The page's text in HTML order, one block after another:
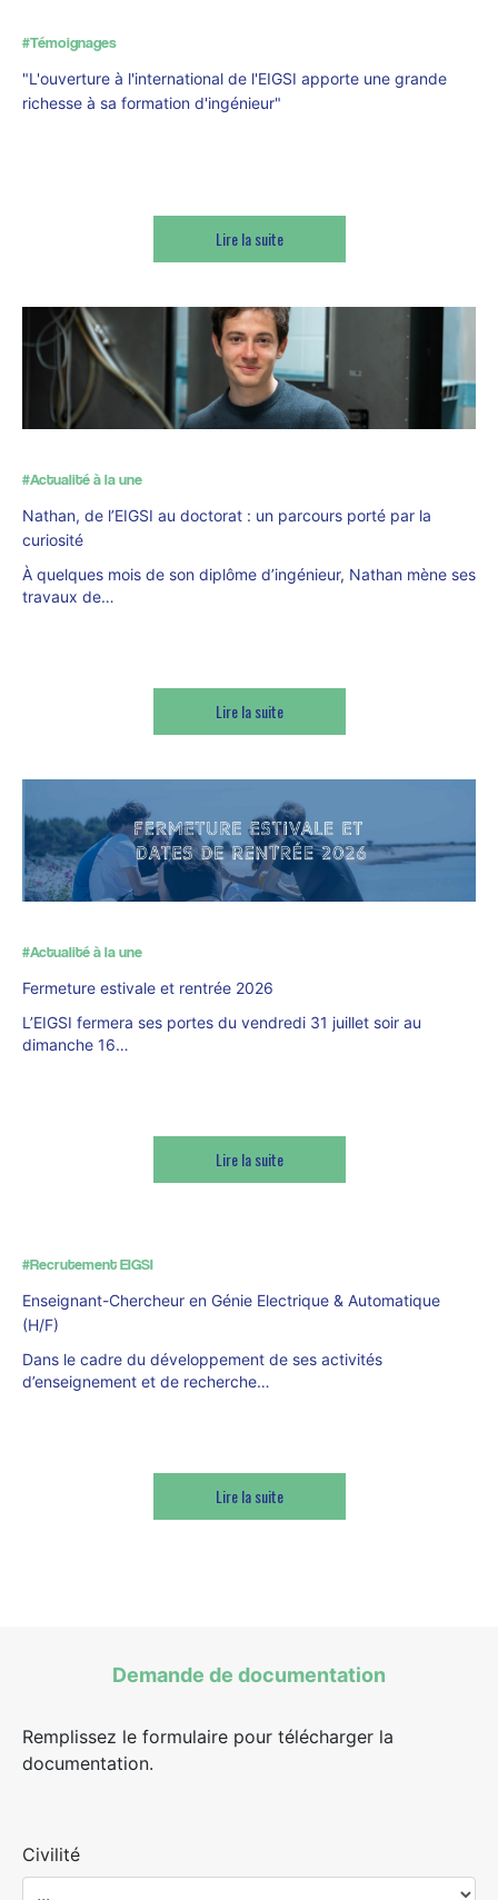
#Témoignages
"L'ouverture à l'international de l'EIGSI apporte une grande
richesse à sa formation d'ingénieur"
Lire la suite
#Actualité à la une
Nathan, de l’EIGSI au doctorat : un parcours porté par la
curiosité
À quelques mois de son diplôme d’ingénieur, Nathan mène ses
travaux de…
Lire la suite
#Actualité à la une
Fermeture estivale et rentrée 2026
L’EIGSI fermera ses portes du vendredi 31 juillet soir au
dimanche 16…
Lire la suite
#Recrutement EIGSI
Enseignant-Chercheur en Génie Electrique & Automatique
(H/F)
Dans le cadre du développement de ses activités
d’enseignement et de recherche…
Lire la suite
Demande de documentation
Remplissez le formulaire pour télécharger la
documentation.
Civilité